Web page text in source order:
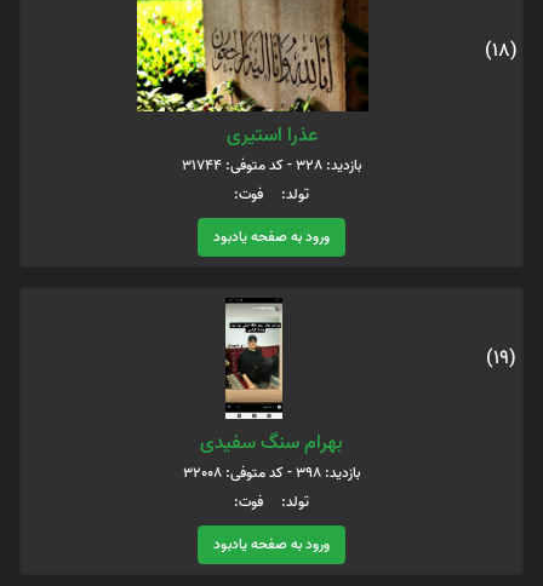
(18)
عذرا استیری
بازدید: 328 - کد متوفی: 31744
تولد: فوت:
ورود به صفحه یادبود
(19)
بهرام سنگ سفیدی
بازدید: 398 - کد متوفی: 32008
تولد: فوت:
ورود به صفحه یادبود